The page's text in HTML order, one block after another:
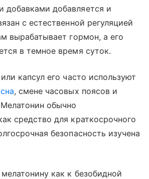
добавляется и
с естественной регуляцией
вырабатывает гормон, а его
в темное время суток.
капсул его часто используют
, смене часовых поясов и
обычно
средство для краткосрочного
безопасность изучена
как к безобидной